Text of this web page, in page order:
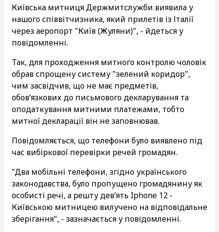
Київська митниця Держмитслужби виявила у
нашого співвітчизника, який прилетів із Італії
через аеропорт "Київ (Жуляни)", - йдеться у
повідомленні.
Так, для проходження митного контролю чоловік
обрав спрощену систему "зелений коридор",
чим засвідчив, що не має предметів,
обов’язкових до письмового декларування та
оподаткування митними платежами, тобто
митної декларації він не заповнював.
Повідомляється, що телефони було виявлено під
час вибіркової перевірки речей громадян.
"Два мобільні телефони, згідно українського
законодавства, було пропущено громадянину як
особисті речі, а решту дев’ять Iphone 12 -
Київською митницею вилучено на відповідальне
зберігання", - зазначається у повідомленні.